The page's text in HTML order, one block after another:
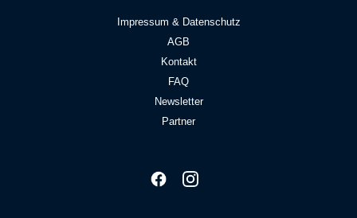
Impressum & Datenschutz
AGB
Kontakt
FAQ
Newsletter
Partner